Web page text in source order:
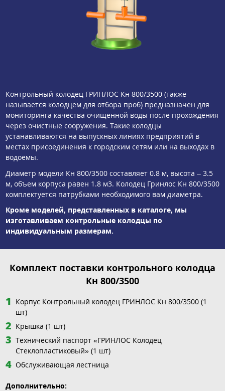
Контрольный колодец ГРИНЛОС Кн 800/3500 (также
называется колодцем для отбора проб) предназначен для
мониторинга качества очищенной воды после прохождения
через очистные сооружения. Такие колодцы
устанавливаются на выпускных линиях предприятий в
местах присоединения к городским сетям или на выходах в
водоемы.
Диаметр модели Кн 800/3500 составляет 0.8 м, высота – 3.5
м, объем корпуса равен 1.8 м3. Колодец Гринлос Кн 800/3500
комплектуется патрубками необходимого вам диаметра.
Кроме моделей, представленных в каталоге, мы
изготавливаем контрольные колодцы по
индивидуальным размерам.
Комплект поставки контрольного колодца
Кн 800/3500
Корпус Контрольный колодец ГРИНЛОС Кн 800/3500 (1
шт)
Крышка (1 шт)
Технический паспорт «ГРИНЛОС Колодец
Стеклопластиковый» (1 шт)
Обслуживающая лестница
Дополнительно: